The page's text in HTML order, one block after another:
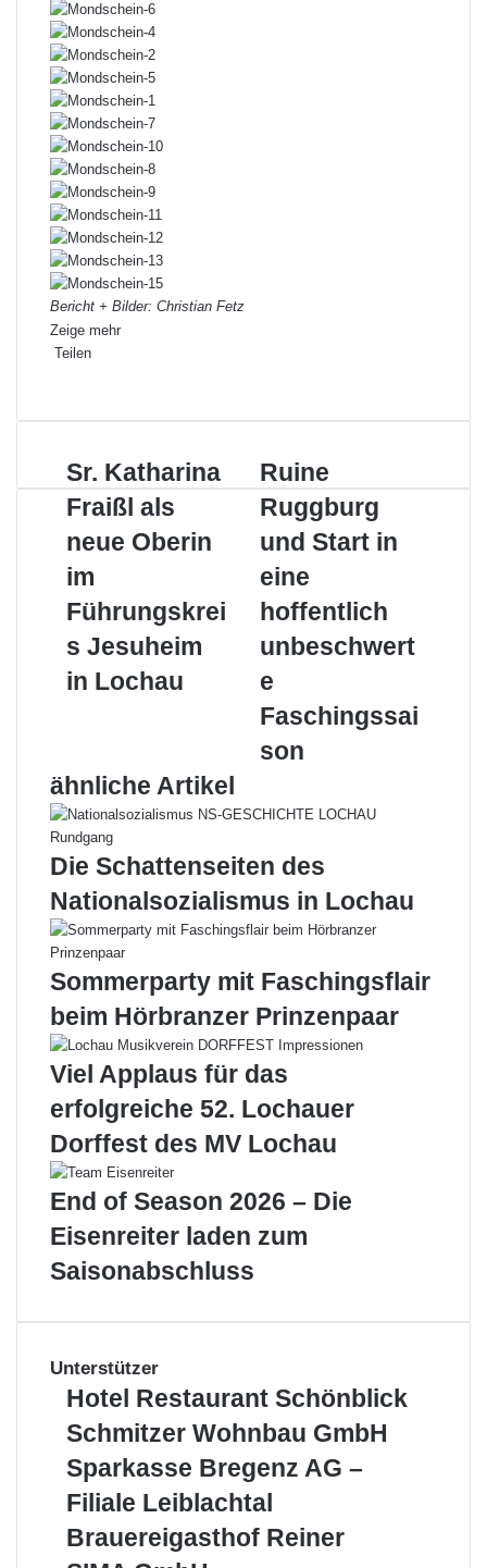
Bericht + Bilder: Christian Fetz
Zeige mehr
Teilen
E-
Sr.
Katharina
Fraißl
als
Oberin
im
Führungskreis
Jesuheim
in
Lochau
Sr. Katharina
Fraißl als
neue Oberin
im
Führungskrei
s Jesuheim
in Lochau
Ruine
Ruggburg
und
Start
eine
hoffentlich
unbeschwerte
Faschingssaison
Ruine
Ruggburg
und Start in
eine
hoffentlich
unbeschwert
e
Faschingssai
son
ähnliche Artikel
Die Schattenseiten des
Nationalsozialismus in Lochau
Sommerparty mit Faschingsflair
beim Hörbranzer Prinzenpaar
Viel Applaus für das
erfolgreiche 52. Lochauer
Dorffest des MV Lochau
End of Season 2026 – Die
Eisenreiter laden zum
Saisonabschluss
Unterstützer
Hotel
Schönblick
Hotel Restaurant Schönblick
Schmitzer
GmbH
Schmitzer Wohnbau GmbH
Sparkasse
Bregenz
AG
–
Sparkasse Bregenz AG –
Filiale Leiblachtal
Brauereigasthof
Brauereigasthof Reiner